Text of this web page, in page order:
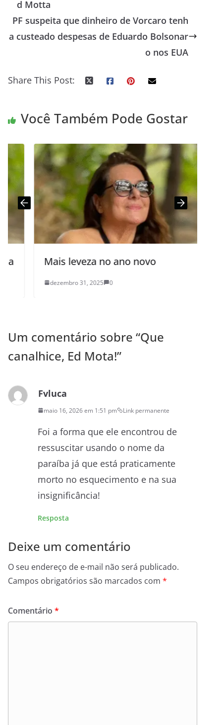
d Motta
PF suspeita que dinheiro de Vorcaro tenh
a custeado despesas de Eduardo Bolsonar
o nos EUA
Share This Post:
Você Também Pode Gostar
Mais leveza no ano novo
dezembro 31, 2025 0
Um comentário sobre “Que
canalhice, Ed Mota!”
Fvluca
maio 16, 2026 em 1:51 pm Link permanente
Foi a forma que ele encontrou de
ressuscitar usando o nome da
paraíba já que está praticamente
morto no esquecimento e na sua
insignificância!
Resposta
Deixe um comentário
O seu endereço de e-mail não será publicado.
Campos obrigatórios são marcados com *
Comentário *